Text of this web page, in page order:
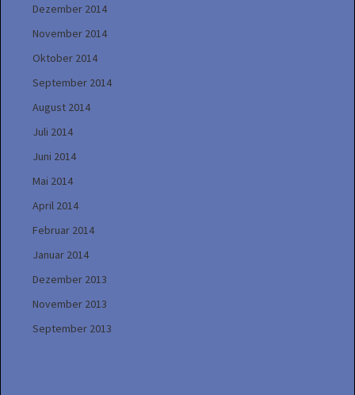
Dezember 2014
November 2014
Oktober 2014
September 2014
August 2014
Juli 2014
Juni 2014
Mai 2014
April 2014
Februar 2014
Januar 2014
Dezember 2013
November 2013
September 2013